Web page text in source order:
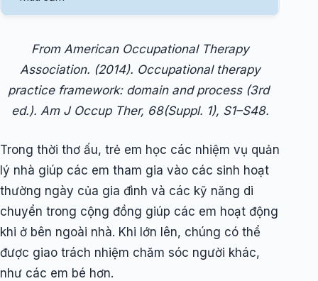
From American Occupational Therapy
Association. (2014). Occupational therapy
practice framework: domain and process (3rd
ed.). Am J Occup Ther, 68(Suppl. 1), S1–S48.
Trong thời thơ ấu, trẻ em học các nhiệm vụ quản
lý nhà giúp các em tham gia vào các sinh hoạt
thường ngày của gia đình và các kỹ năng di
chuyển trong cộng đồng giúp các em hoạt động
khi ở bên ngoài nhà. Khi lớn lên, chúng có thể
được giao trách nhiệm chăm sóc người khác,
như các em bé hơn.